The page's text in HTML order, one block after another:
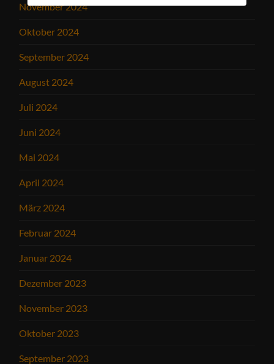
November 2024
Oktober 2024
September 2024
August 2024
Juli 2024
Juni 2024
Mai 2024
April 2024
März 2024
Februar 2024
Januar 2024
Dezember 2023
November 2023
Oktober 2023
September 2023